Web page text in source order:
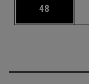
Página
48